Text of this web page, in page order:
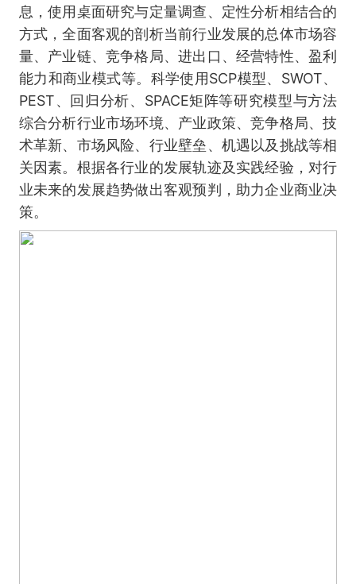
息，使用桌面研究与定量调查、定性分析相结合的
方式，全面客观的剖析当前行业发展的总体市场容
量、产业链、竞争格局、进出口、经营特性、盈利
能力和商业模式等。科学使用SCP模型、SWOT、
PEST、回归分析、SPACE矩阵等研究模型与方法
综合分析行业市场环境、产业政策、竞争格局、技
术革新、市场风险、行业壁垒、机遇以及挑战等相
关因素。根据各行业的发展轨迹及实践经验，对行
业未来的发展趋势做出客观预判，助力企业商业决
策。